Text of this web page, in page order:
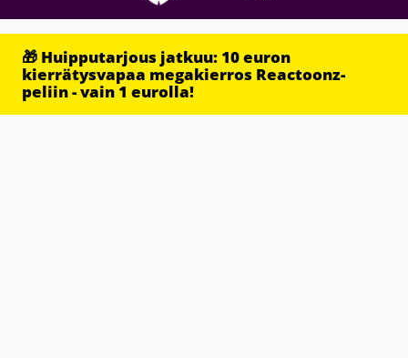
🎁 Huipputarjous jatkuu: 10 euron
kierrätysvapaa megakierros Reactoonz-
peliin - vain 1 eurolla!